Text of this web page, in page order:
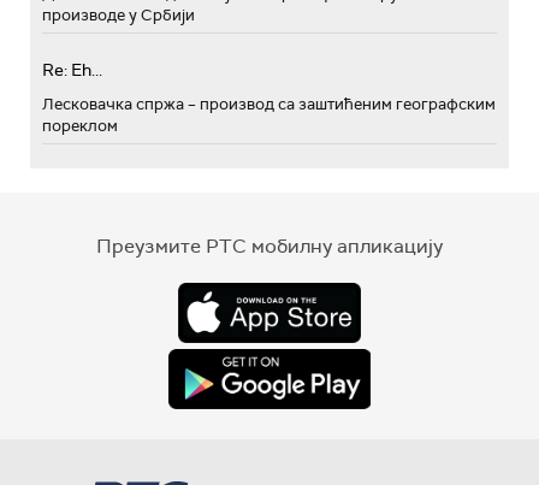
производе у Србији
Re: Eh...
Лесковачка спржа – производ са заштићеним географским
пореклом
Преузмите РТС мобилну апликацију